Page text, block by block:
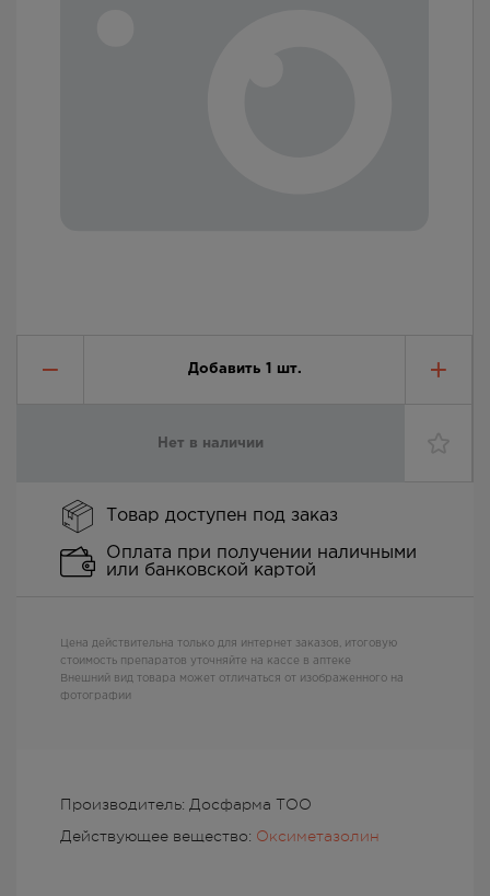
Добавить 1 шт.
Нет в наличии
Производитель: Досфарма ТОО
Действующее вещество: Оксиметазолин
Товар доступен под заказ
Оплата при получении наличными
или банковской картой
Цена действительна только для интернет заказов, итоговую
стоимость препаратов уточняйте на кассе в аптеке
Внешний вид товара может отличаться от изображенного на
фотографии